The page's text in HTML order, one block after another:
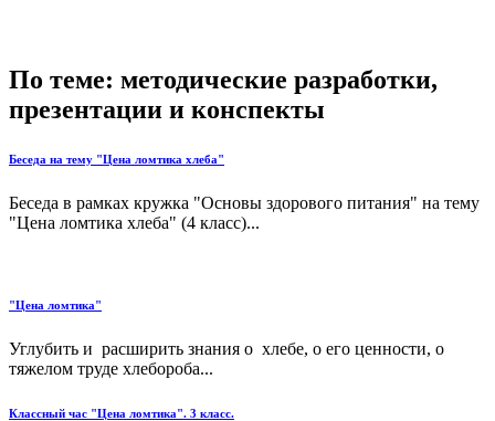
По теме: методические разработки,
презентации и конспекты
Беседа на тему "Цена ломтика хлеба"
Беседа в рамках кружка "Основы здорового питания" на тему
"Цена ломтика хлеба" (4 класс)...
"Цена ломтика"
Углубить и расширить знания о хлебе, о его ценности, о
тяжелом труде хлебороба...
Классный час "Цена ломтика". 3 класс.